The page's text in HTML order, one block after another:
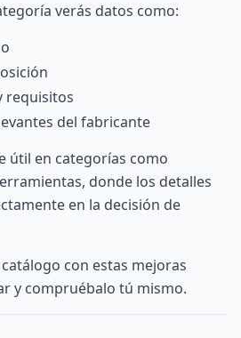
verás datos como:
requisitos
del fabricante
útil en categorías como
donde los detalles
en la decisión de
con estas mejoras
y compruébalo tú mismo.